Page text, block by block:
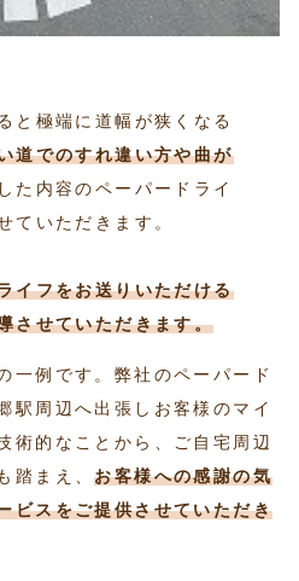
と極端に道幅が狭くなる
道でのすれ違い方や曲が
た内容のペーパードライ
ていただきます。
イフをお送りいただける
させていただきます。
一例です。弊社のペーパード
駅周辺へ出張しお客様のマイ
術的なことから、ご自宅周辺
踏まえ、お客様への感謝の気
ビスをご提供させていただき